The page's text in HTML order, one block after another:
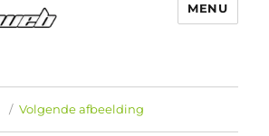
MENU
Volgende afbeelding